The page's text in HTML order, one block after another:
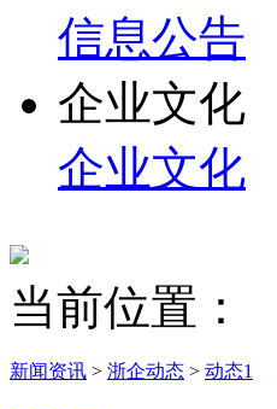
信息公告
企业文化
企业文化
当前位置：
新闻资讯 > 浙企动态 > 动态1